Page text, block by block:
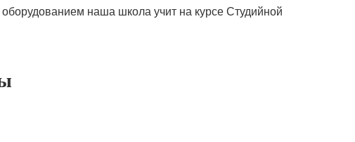
наша школа учит на курсе Студийной